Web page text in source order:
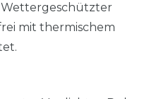
mit thermischem